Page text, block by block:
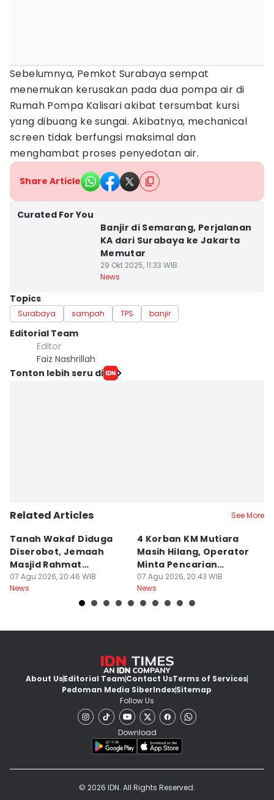
Sebelumnya, Pemkot Surabaya sempat
menemukan kerusakan pada dua pompa air di
Rumah Pompa Kalisari akibat tersumbat kursi
yang dibuang ke sungai. Akibatnya, mechanical
screen tidak berfungsi maksimal dan
menghambat proses penyedotan air.
Share Article
Curated For You
Banjir di Semarang, Perjalanan
KA dari Surabaya ke Jakarta
Memutar
29 Okt 2025, 11:33 WIB
News
Topics
Surabaya sampah TPS banjir
Editorial Team
Editor
Faiz Nashrillah
Tonton lebih seru di
Related Articles See More
Tanah Wakaf Diduga
Diserobot, Jemaah
Masjid Rahmat
Surabaya Protes
07 Agu 2026, 20:46 WIB
News
4 Korban KM Mutiara
Masih Hilang, Operator
Minta Pencarian
Dilanjut
07 Agu 2026, 20:43 WIB
News
About UsEditorial TeamContact UsTerms of Services
Pedoman Media SiberIndexSitemap
Follow Us
Download
© 2026 IDN. All Rights Reserved.